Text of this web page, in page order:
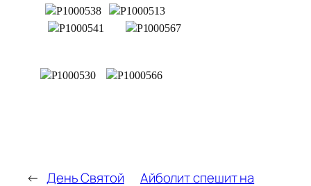
← День Святой
Айболит спешит на